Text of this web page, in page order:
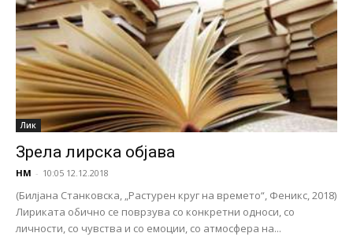
Лик
Зрела лирска објава
НМ - 10:05 12.12.2018
(Билјана Станковска, „Растурен круг на времето“, Феникс, 2018)
Лириката обично се поврзува со конкретни односи, со
личности, со чувства и со емоции, со атмосфера на...